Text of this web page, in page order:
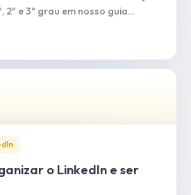
2º e 3º grau em nosso guia
LinkedIn 2026.
o LinkedIn e ser